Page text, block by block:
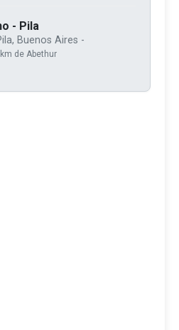
- Pila
Buenos Aires -
de Abethur